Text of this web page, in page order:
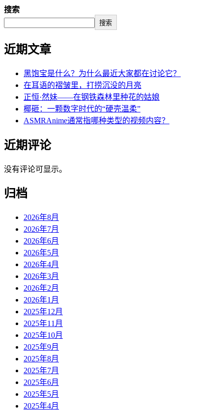
搜索
搜索
近期文章
黑饱宝是什么？为什么最近大家都在讨论它？
在耳语的褶皱里，打捞沉没的月亮
正恒·然妹——在钢铁森林里种花的姑娘
椰砸：一颗数字时代的“硬壳温柔”
ASMRAnime通常指哪种类型的视频内容？
近期评论
没有评论可显示。
归档
2026年8月
2026年7月
2026年6月
2026年5月
2026年4月
2026年3月
2026年2月
2026年1月
2025年12月
2025年11月
2025年10月
2025年9月
2025年8月
2025年7月
2025年6月
2025年5月
2025年4月